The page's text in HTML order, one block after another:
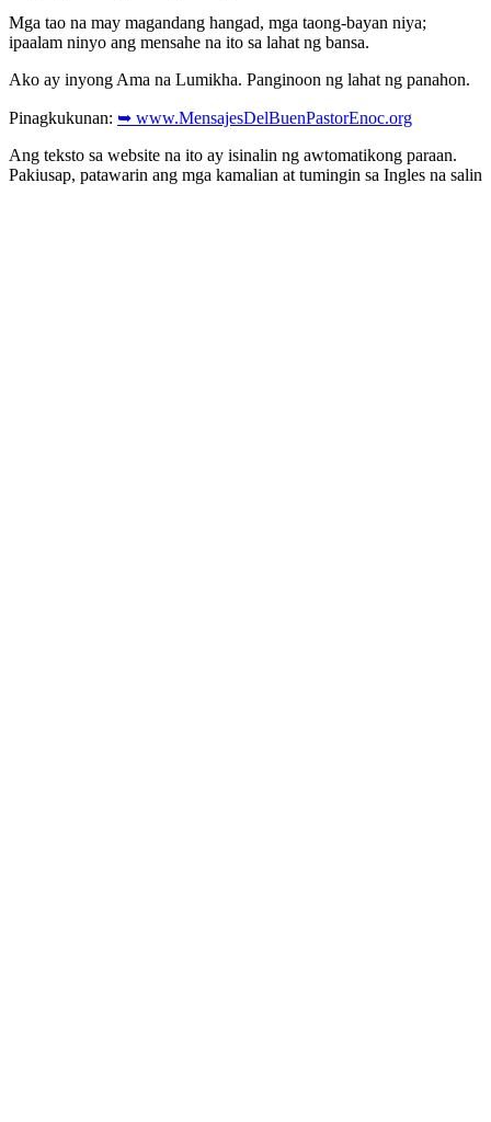
Mga tao na may magandang hangad, mga taong-bayan niya;
ipaalam ninyo ang mensahe na ito sa lahat ng bansa.
Ako ay inyong Ama na Lumikha. Panginoon ng lahat ng panahon.
Pinagkukunan: ➥ www.MensajesDelBuenPastorEnoc.org
Ang teksto sa website na ito ay isinalin ng awtomatikong paraan.
Pakiusap, patawarin ang mga kamalian at tumingin sa Ingles na salin